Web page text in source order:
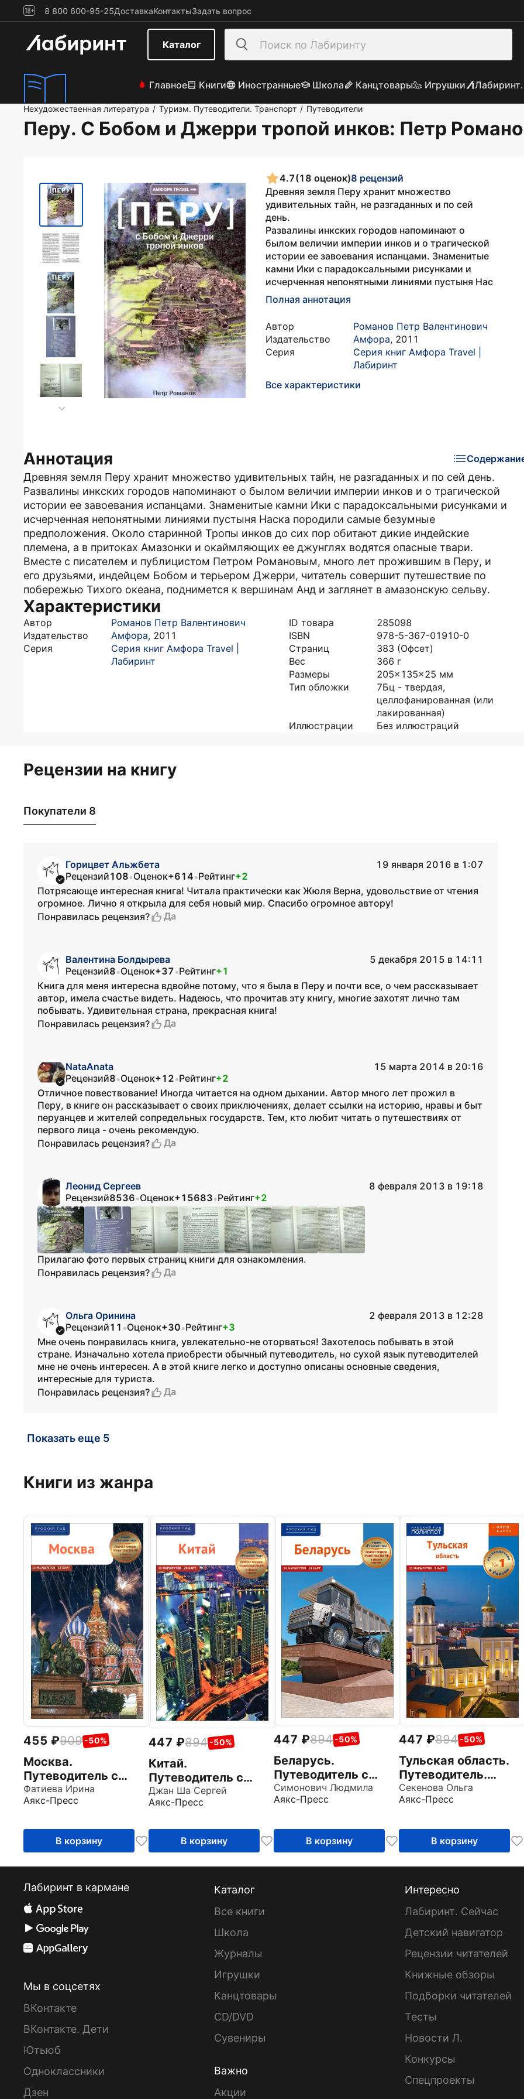
8 800 600-95-25ДоставкаКонтактыЗадать вопрос
Каталог
Главное Книги Иностранные Школа Канцтовары Игрушки
Нехудожественная литература / Туризм. Путеводители. Транспорт / Путеводители
Перу. С Бобом и Джерри тропой инков: Петр
4.7(18 оценок)8 рецензий
Древняя земля Перу хранит множество
удивительных тайн, не разгаданных и по сей
день.
Развалины инкских городов напоминают о
былом величии империи инков и о трагической
истории ее завоевания испанцами. Знаменитые
камни Ики с парадоксальными рисунками и
исчерченная непонятными линиями пустыня Нас
Полная аннотация
Автор
Романов Петр Валентинович
Издательство
Амфора, 2011
Серия
Серия книг Амфора Travel |
Лабиринт
Все характеристики
Аннотация
Древняя земля Перу хранит множество удивительных тайн, не разгаданных и по сей день.
Развалины инкских городов напоминают о былом величии империи инков и о трагической
истории ее завоевания испанцами. Знаменитые камни Ики с парадоксальными рисунками и
исчерченная непонятными линиями пустыня Наска породили самые безумные
предположения. Около старинной Тропы инков до сих пор обитают дикие индейские
племена, а в притоках Амазонки и окаймляющих ее джунглях водятся опасные твари.
Вместе с писателем и публицистом Петром Романовым, много лет прожившим в Перу, и
его друзьями, индейцем Бобом и терьером Джерри, читатель совершит путешествие по
побережью Тихого океана, поднимется к вершинам Анд и заглянет в амазонскую сельву.
Характеристики
Автор
Романов Петр Валентинович
Издательство
Амфора, 2011
Серия
Серия книг Амфора Travel |
Лабиринт
ID товара
285098
ISBN
978-5-367-01910-0
Страниц
383 (Офсет)
Вес
366 г
Размеры
205x135x25 мм
Тип обложки
7Бц - твердая,
целлофанированная (или
лакированная)
Иллюстрации
Без иллюстраций
Рецензии на книгу
Покупатели 8
Горицвет Альжбета
19 января 2016 в 1:07
Рецензий108•Оценок+614•Рейтинг+2
Потрясающе интересная книга! Читала практически как Жюля Верна, удовольствие от чтения
огромное. Лично я открыла для себя новый мир. Спасибо огромное автору!
Понравилась рецензия?
Да
Валентина Болдырева
5 декабря 2015 в 14:11
Рецензий8•Оценок+37•Рейтинг+1
Книга для меня интересна вдвойне потому, что я была в Перу и почти все, о чем рассказывает
автор, имела счастье видеть. Надеюсь, что прочитав эту книгу, многие захотят лично там
побывать. Удивительная страна, прекрасная книга!
Понравилась рецензия?
Да
NataAnata
15 марта 2014 в 20:16
Рецензий8•Оценок+12•Рейтинг+2
Отличное повествование! Иногда читается на одном дыхании. Автор много лет прожил в
Перу, в книге он рассказывает о своих приключениях, делает ссылки на историю, нравы и быт
перуанцев и жителей сопредельных государств. Тем, кто любит читать о путешествиях от
первого лица - очень рекомендую.
Понравилась рецензия?
Да
Леонид Сергеев
8 февраля 2013 в 19:18
Рецензий8536•Оценок+15683•Рейтинг+2
Прилагаю фото первых страниц книги для ознакомления.
Понравилась рецензия?
Да
Ольга Оринина
2 февраля 2013 в 12:28
Рецензий11 •Оценок+30•Рейтинг+3
Мне очень понравилась книга, увлекательно-не оторваться! Захотелось побывать в этой
стране. Изначально хотела приобрести обычный путеводитель, но сухой язык путеводителей
мне не очень интересен. А в этой книге легко и доступно описаны основные сведения,
интересные для туриста.
Понравилась рецензия?
Да
Показать еще 5
Книги из жанра
455 909 -50%
Москва.
Путеводитель с
маршрутами
Фатиева Ирина
Аякс-Пресс
В корзину
447 894 -50%
Китай.
Путеводитель с
маршрутами +
карта
Джан Ша Сергей
Аякс-Пресс
В корзину
447 894 -50%
Беларусь.
Путеводитель с
маршрутами
Симонович Людмила
Аякс-Пресс
В корзину
447 894 -50%
Тульская область.
Путеводитель.
Карты и маршруты
Секенова Ольга
Аякс-Пресс
В корзину
Лабиринт в кармане
Мы в соцсетях
ВКонтакте
ВКонтакте. Дети
Ютьюб
Одноклассники
Дзен
Каталог
Все книги
Школа
Журналы
Игрушки
Канцтовары
CD/DVD
Сувениры
Важно
Акции
Интересно
Лабиринт. Сейчас
Детский навигатор
Рецензии читателей
Книжные обзоры
Подборки читателей
Тесты
Новости Л.
Конкурсы
Спецпроекты